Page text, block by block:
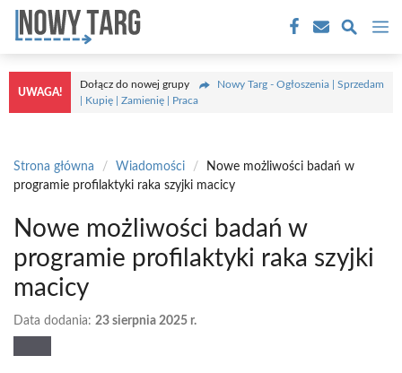
Przejdź
treści
UWAGA!
Dołącz do nowej grupy
Nowy Targ - Ogłoszenia | Sprzedam
| Kupię | Zamienię | Praca
Strona główna / Wiadomości /
Nowe możliwości badań w
programie profilaktyki raka szyjki macicy
Nowe możliwości badań w
programie profilaktyki raka szyjki
macicy
Data dodania: 23 sierpnia 2025 r.